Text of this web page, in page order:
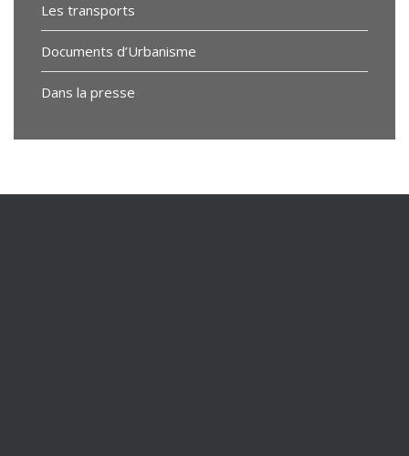
Les transports
Documents d’Urbanisme
Dans la presse